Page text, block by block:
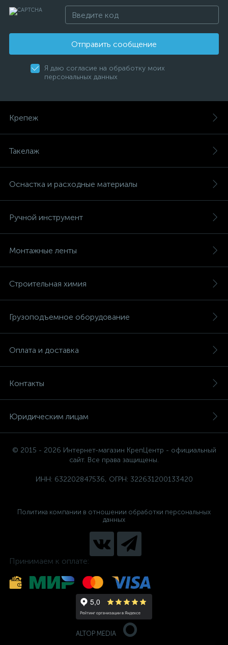
Отправить сообщение
Я даю согласие на обработку моих
персональных данных
Крепеж
Такелаж
Оснастка и расходные материалы
Ручной инструмент
Монтажные ленты
Строительная химия
Грузоподъемное оборудование
Оплата и доставка
Контакты
Юридическим лицам
© 2015 - 2026 Интернет-магазин КрепЦентр - официальный
сайт. Все права защищены.
ИНН: 632202847536, ОГРН: 322631200133420
Политика компании в отношении обработки персональных
данных
Принимаем к оплате:
ALTOP MEDIA